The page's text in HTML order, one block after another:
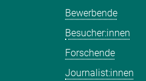
Bewerbende
Besucher:innen
Forschende
Journalist:innen